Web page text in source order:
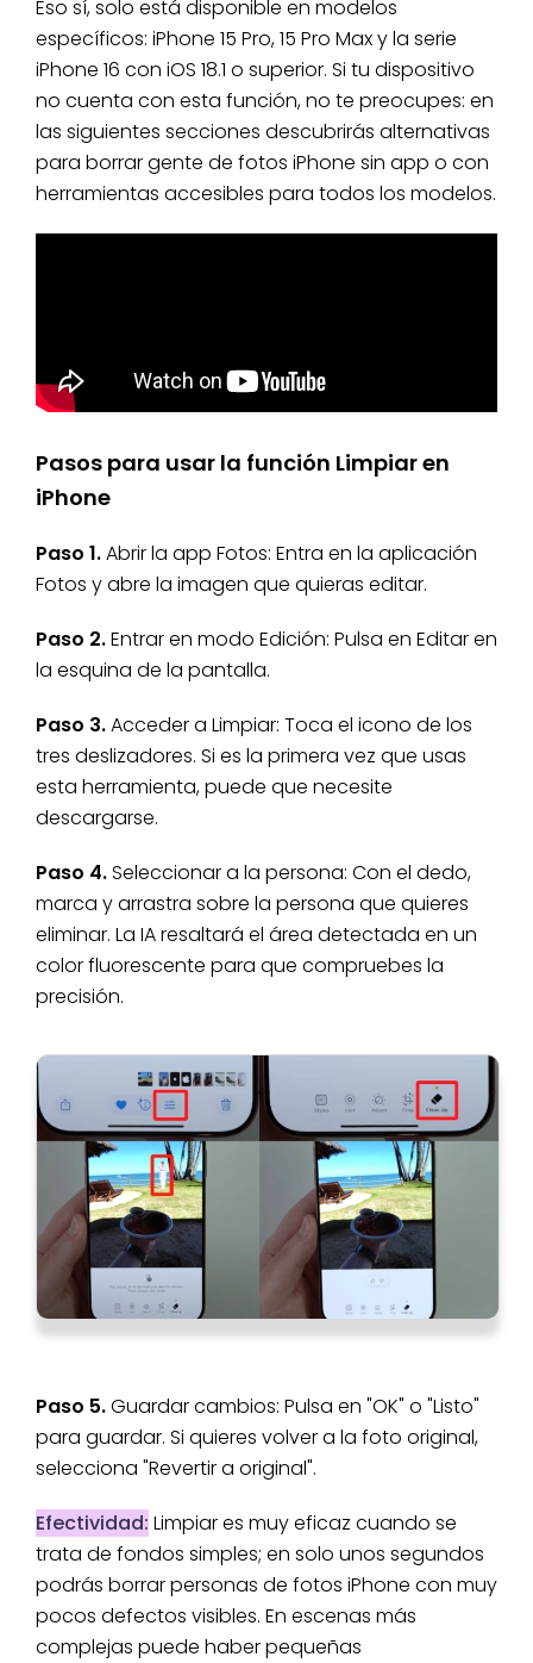
Eso sí, solo está disponible en modelos
específicos: iPhone 15 Pro, 15 Pro Max y la serie
iPhone 16 con iOS 18.1 o superior. Si tu dispositivo
no cuenta con esta función, no te preocupes: en
las siguientes secciones descubrirás alternativas
para borrar gente de fotos iPhone sin app o con
herramientas accesibles para todos los modelos.
Pasos para usar la función Limpiar en
iPhone
Paso 1.Abrir la app Fotos: Entra en la aplicación
Fotos y abre la imagen que quieras editar.
Paso 2.Entrar en modo Edición: Pulsa en Editar en
la esquina de la pantalla.
Paso 3.Acceder a Limpiar: Toca el icono de los
tres deslizadores. Si es la primera vez que usas
esta herramienta, puede que necesite
descargarse.
Paso 4.Seleccionar a la persona: Con el dedo,
marca y arrastra sobre la persona que quieres
eliminar. La IA resaltará el área detectada en un
color fluorescente para que compruebes la
precisión.
Paso 5.Guardar cambios: Pulsa en "OK" o "Listo"
para guardar. Si quieres volver a la foto original,
selecciona "Revertir a original".
Efectividad: Limpiar es muy eficaz cuando se
trata de fondos simples; en solo unos segundos
podrás borrar personas de fotos iPhone con muy
pocos defectos visibles. En escenas más
complejas puede haber pequeñas